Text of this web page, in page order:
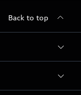
Back to top